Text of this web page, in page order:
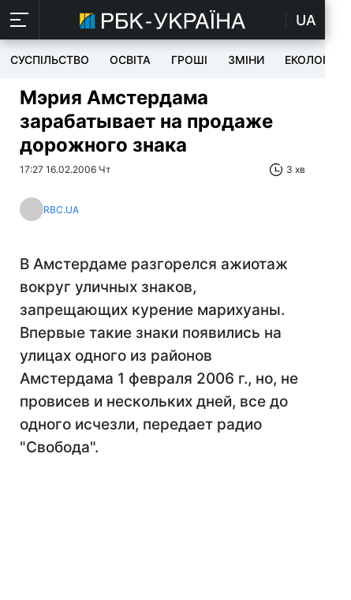
UA
СУСПІЛЬСТВО ОСВІТА ГРОШІ ЗМІНИ ЕКОЛОГІЯ
Мэрия Амстердама
зарабатывает на продаже
дорожного знака
17:27 16.02.2006 Чт 3 хв
RBC.UA
В Амстердаме разгорелся ажиотаж
вокруг уличных знаков,
запрещающих курение марихуаны.
Впервые такие знаки появились на
улицах одного из районов
Амстердама 1 февраля 2006 г., но, не
провисев и нескольких дней, все до
одного исчезли, передает радио
"Свобода".